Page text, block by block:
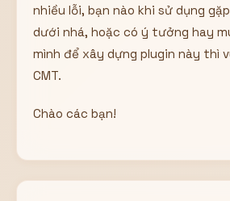
nhiều lỗi, bạn nào khi sử dụng
dưới nhá, hoặc có ý tưởng hay
mình để xây dựng plugin này thì
CMT.
Chào các bạn!